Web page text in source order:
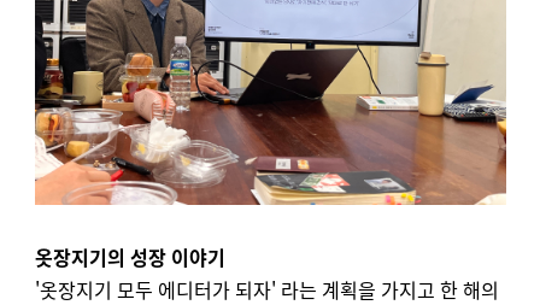
옷장지기의 성장 이야기
'옷장지기 모두 에디터가 되자' 라는 계획을 가지고 한 해의